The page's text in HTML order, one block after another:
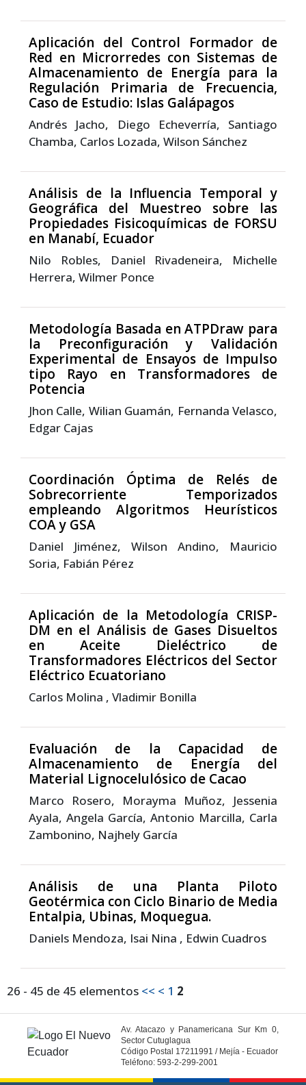
Aplicación del Control Formador de
Red en Microrredes con Sistemas de
Almacenamiento de Energía para la
Regulación Primaria de Frecuencia,
Caso de Estudio: Islas Galápagos
Andrés Jacho, Diego Echeverría, Santiago
Chamba, Carlos Lozada, Wilson Sánchez
Análisis de la Influencia Temporal y
Geográfica del Muestreo sobre las
Propiedades Fisicoquímicas de FORSU
en Manabí, Ecuador
Nilo Robles, Daniel Rivadeneira, Michelle
Herrera, Wilmer Ponce
Metodología Basada en ATPDraw para
la Preconfiguración y Validación
Experimental de Ensayos de Impulso
tipo Rayo en Transformadores de
Potencia
Jhon Calle, Wilian Guamán, Fernanda Velasco,
Edgar Cajas
Coordinación Óptima de Relés de
Sobrecorriente Temporizados
empleando Algoritmos Heurísticos
COA y GSA
Daniel Jiménez, Wilson Andino, Mauricio
Soria, Fabián Pérez
Aplicación de la Metodología CRISP-
DM en el Análisis de Gases Disueltos
en Aceite Dieléctrico de
Transformadores Eléctricos del Sector
Eléctrico Ecuatoriano
Carlos Molina , Vladimir Bonilla
Evaluación de la Capacidad de
Almacenamiento de Energía del
Material Lignocelulósico de Cacao
Marco Rosero, Morayma Muñoz, Jessenia
Ayala, Angela García, Antonio Marcilla, Carla
Zambonino, Najhely García
Análisis de una Planta Piloto
Geotérmica con Ciclo Binario de Media
Entalpia, Ubinas, Moquegua.
Daniels Mendoza, Isai Nina , Edwin Cuadros
26 - 45 de 45 elementos << < 1 2
Av. Atacazo y Panamericana Sur Km 0,
Sector Cutuglagua
Código Postal 17211991 / Mejía - Ecuador
Teléfono: 593-2-299-2001